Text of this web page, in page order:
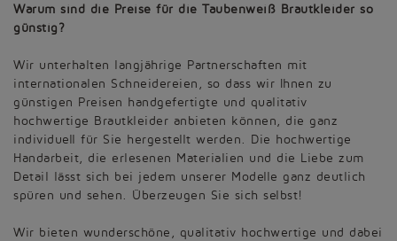
Warum sind die Preise für die Taubenweiß Brautkleider so
günstig?
Wir unterhalten langjährige Partnerschaften mit
internationalen Schneidereien, so dass wir Ihnen zu
günstigen Preisen handgefertigte und qualitativ
hochwertige Brautkleider anbieten können, die ganz
individuell für Sie hergestellt werden. Die hochwertige
Handarbeit, die erlesenen Materialien und die Liebe zum
Detail lässt sich bei jedem unserer Modelle ganz deutlich
spüren und sehen. Überzeugen Sie sich selbst!
Wir bieten wunderschöne, qualitativ hochwertige und dabei